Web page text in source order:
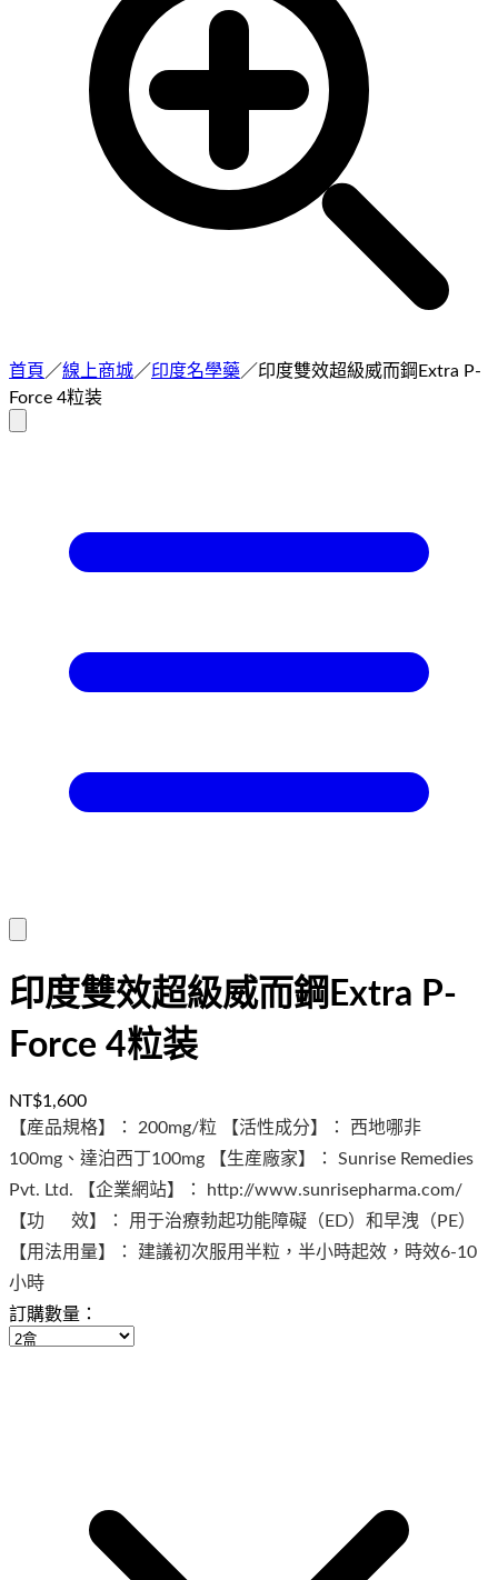
首頁 ／線上商城／印度名學藥／印度雙效超級威而鋼Extra P-
Force 4粒装
印度雙效超級威而鋼Extra P-
Force 4粒装
NT$1,600
【産品規格】： 200mg/粒 【活性成分】： 西地哪非
100mg、達泊西丁100mg 【生産廠家】： Sunrise Remedies
Pvt. Ltd. 【企業網站】： http://www.sunrisepharma.com/
【功 效】： 用于治療勃起功能障礙（ED）和早洩（PE）
【用法用量】： 建議初次服用半粒，半小時起效，時效6-10
小時
訂購數量：